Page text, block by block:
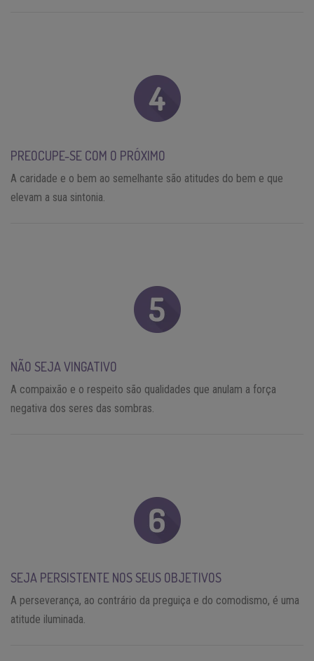
PREOCUPE-SE COM O PRÓXIMO
A caridade e o bem ao semelhante são atitudes do bem e que
elevam a sua sintonia.
NÃO SEJA VINGATIVO
A compaixão e o respeito são qualidades que anulam a força
negativa dos seres das sombras.
SEJA PERSISTENTE NOS SEUS OBJETIVOS
A perseverança, ao contrário da preguiça e do comodismo, é uma
atitude iluminada.